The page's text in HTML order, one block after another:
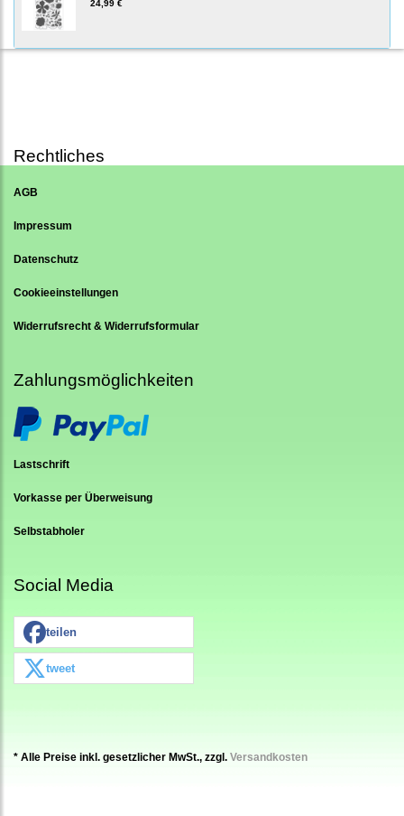
24,99 €
Rechtliches
AGB
Impressum
Datenschutz
Cookieeinstellungen
Widerrufsrecht & Widerrufsformular
Zahlungsmöglichkeiten
Lastschrift
Vorkasse per Überweisung
Selbstabholer
Social Media
teilen
tweet
* Alle Preise inkl. gesetzlicher MwSt., zzgl. Versandkosten